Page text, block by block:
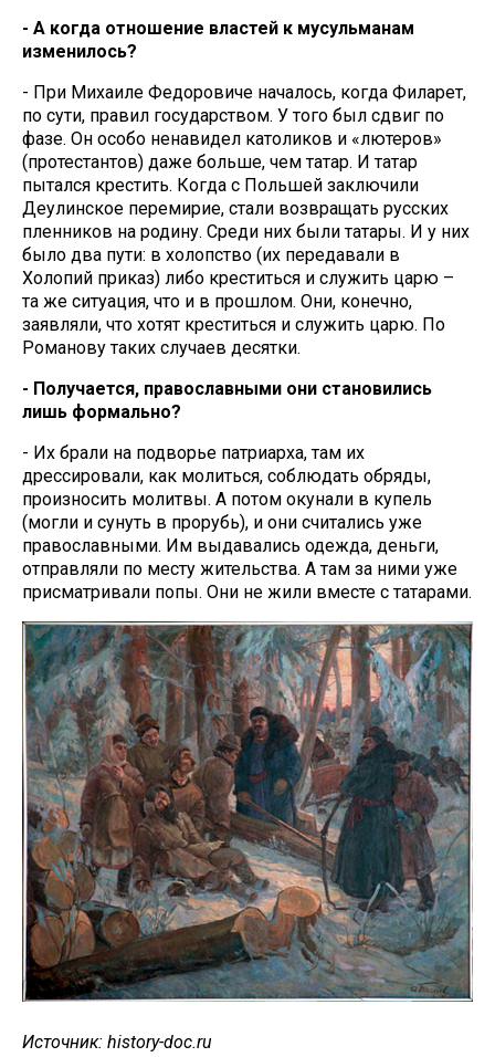
- А когда отношение властей к мусульманам
изменилось?
- При Михаиле Федоровиче началось, когда Филарет,
по сути, правил государством. У того был сдвиг по
фазе. Он особо ненавидел католиков и «лютеров»
(протестантов) даже больше, чем татар. И татар
пытался крестить. Когда с Польшей заключили
Деулинское перемирие, стали возвращать русских
пленников на родину. Среди них были татары. И у них
было два пути: в холопство (их передавали в
Холопий приказ) либо креститься и служить царю –
та же ситуация, что и в прошлом. Они, конечно,
заявляли, что хотят креститься и служить царю. По
Романову таких случаев десятки.
- Получается, православными они становились
лишь формально?
- Их брали на подворье патриарха, там их
дрессировали, как молиться, соблюдать обряды,
произносить молитвы. А потом окунали в купель
(могли и сунуть в прорубь), и они считались уже
православными. Им выдавались одежда, деньги,
отправляли по месту жительства. А там за ними уже
присматривали попы. Они не жили вместе с татарами.
Источник: history-doc.ru